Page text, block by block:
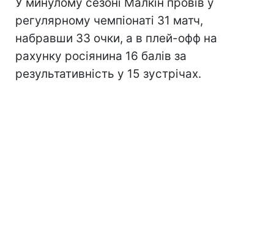
регулярному чемпіонаті 31 матч,
набравши 33 очки, а в плей-офф на
рахунку росіянина 16 балів за
результативність у 15 зустрічах.